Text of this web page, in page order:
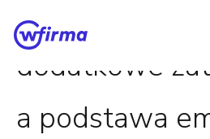
dodatkowe
a podstawa